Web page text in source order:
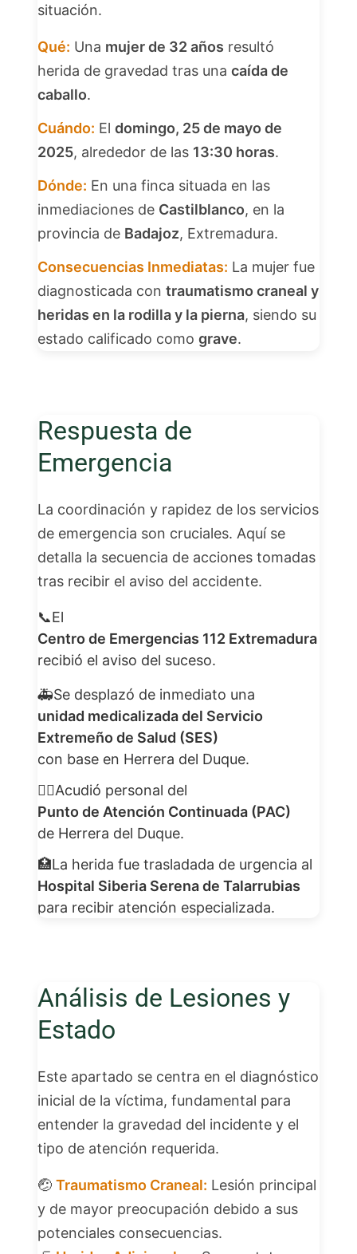
situación.
Qué: Una mujer de 32 años resultó
herida de gravedad tras una caída de
caballo.
Cuándo: El domingo, 25 de mayo de
2025, alrededor de las 13:30 horas.
Dónde: En una finca situada en las
inmediaciones de Castilblanco, en la
provincia de Badajoz, Extremadura.
Consecuencias Inmediatas: La mujer fue
diagnosticada con traumatismo craneal y
heridas en la rodilla y la pierna, siendo su
estado calificado como grave.
Respuesta de
Emergencia
La coordinación y rapidez de los servicios
de emergencia son cruciales. Aquí se
detalla la secuencia de acciones tomadas
tras recibir el aviso del accidente.
📞El
Centro de Emergencias 112 Extremadura
recibió el aviso del suceso.
🚑Se desplazó de inmediato una
unidad medicalizada del Servicio
Extremeño de Salud (SES)
con base en Herrera del Duque.
👨‍⚕️Acudió personal del
Punto de Atención Continuada (PAC)
de Herrera del Duque.
🏥La herida fue trasladada de urgencia al
Hospital Siberia Serena de Talarrubias
para recibir atención especializada.
Análisis de Lesiones y
Estado
Este apartado se centra en el diagnóstico
inicial de la víctima, fundamental para
entender la gravedad del incidente y el
tipo de atención requerida.
🤕 Traumatismo Craneal: Lesión principal
y de mayor preocupación debido a sus
potenciales consecuencias.